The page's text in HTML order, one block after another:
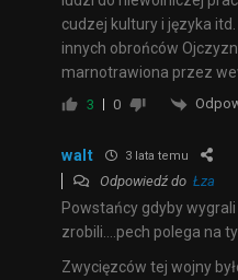
cudzej kultury i języka
innych obrońców
marnotrawiona przez
3 0
walt 3 lata temu
Odpowiedź do Łza
Powstańcy gdyby
zrobili….pech polega na
Zwycięzców tej wojny